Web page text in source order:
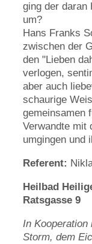
ging der daran
um?
Hans Franks
zwischen der
den "Lieben
verlogen,
aber auch
schaurige
gemeinsamen
Verwandte mit
umgingen und
Referent:
Heilbad
Ratsgasse 9
In Kooperation
Storm, dem